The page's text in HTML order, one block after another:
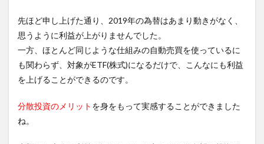
先ほど申し上げた通り、2019年の為替はあまり動きがなく、
思うように利益が上がりませんでした。
一方、ほとんど同じような仕組みの自動売買を使っているに
も関わらず、対象がETF(株式)になるだけで、こんなにも利益
を上げることができるのです。
分散投資のメリット を身をもって実感することができました
ね。